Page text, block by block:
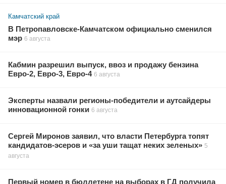
Камчатский край
В Петропавловске-Камчатском официально сменился
мэр 6 августа
Кабмин разрешил выпуск, ввоз и продажу бензина
Евро-2, Евро-3, Евро-4 6 августа
Эксперты назвали регионы-победители и аутсайдеры
инновационной гонки 6 августа
Сергей Миронов заявил, что власти Петербурга топят
кандидатов-эсеров и «за уши тащат неких зеленых» 5
августа
Первый номер в бюллетене на выборах в ГД получила